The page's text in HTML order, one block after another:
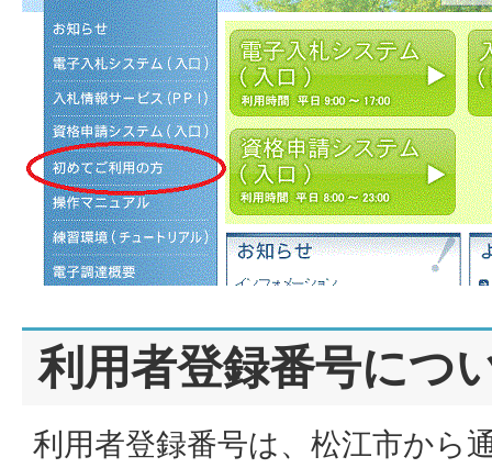
利用者登録番号につ
利用者登録番号は、松江市から